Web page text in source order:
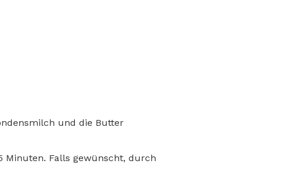
und die Butter
Minuten. Falls gewünscht, durch